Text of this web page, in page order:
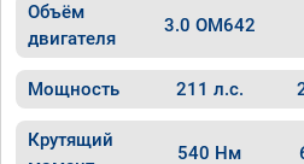
Объём
двигателя
3.0 OM642
Мощность 211 л.с.
Крутящий
540 Нм